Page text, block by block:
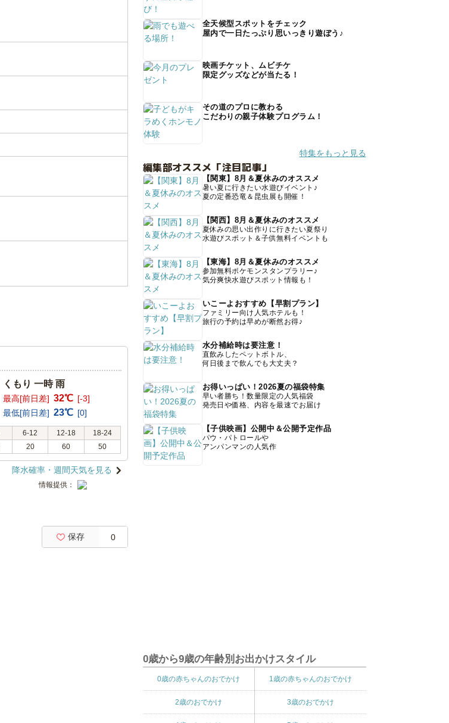
くもり 一時 雨
最高[前日差] 32℃ [-3]
最低[前日差] 23℃ [0]
6-12 12-18
18-24
20 60 50
降水確率・週間天気を見る
情報提供：
保存 0
全天候型スポットをチェック
屋内で一日たっぷり思いっきり遊ぼう♪
映画チケット、ムビチケ
限定グッズなどが当たる！
その道のプロに教わる
こだわりの親子体験プログラム！
特集をもっと見る
編集部オススメ「注目記事」
【関東】8月＆夏休みのオススメ
暑い夏に行きたい水遊びイベント♪
夏の定番恐竜＆昆虫展も開催！
【関西】8月＆夏休みのオススメ
夏休みの思い出作りに行きたい夏祭り
水遊びスポット＆子供無料イベントも
【東海】8月＆夏休みのオススメ
参加無料ポケモンスタンプラリー♪
気分爽快水遊びスポット情報も！
いこーよおすすめ【早割プラン】
ファミリー向け人気ホテルも！
旅行の予約は早めが断然お得♪
水分補給時は要注意！
直飲みしたペットボトル、
何日後まで飲んでも大丈夫？
お得いっぱい！2026夏の福袋特集
早い者勝ち！数量限定の人気福袋
発売日や価格、内容を最速でお届け
【子供映画】公開中＆公開予定作品
パウ・パトロールや
アンパンマンの人気作
0歳から9歳の年齢別お出かけスタイル
0歳の赤ちゃんのおでかけ 1歳の赤ちゃんのおでかけ
2歳のおでかけ 3歳のおでかけ